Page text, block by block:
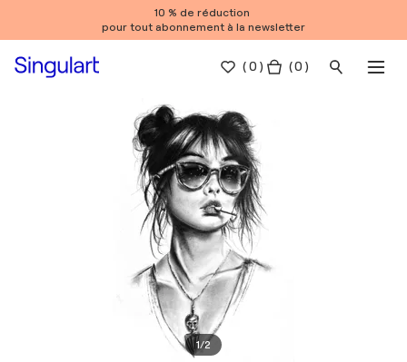
10 % de réduction
pour tout abonnement à la newsletter
(0 ) ( 0 )
1/2